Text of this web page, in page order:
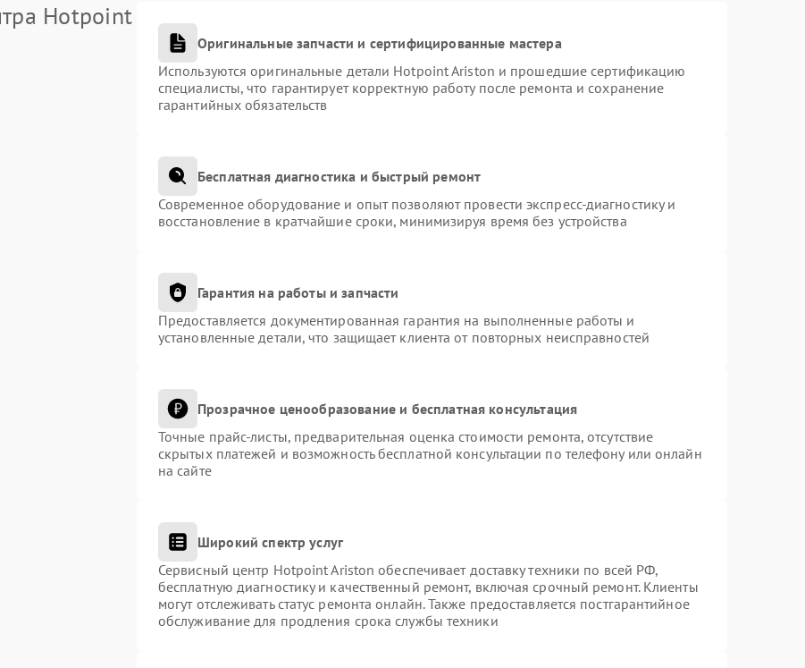
Hotpoint
Оригинальные запчасти и сертифицированные мастера
Используются оригинальные детали Hotpoint Ariston и прошедшие сертификацию
специалисты, что гарантирует корректную работу после ремонта и сохранение
гарантийных обязательств
Бесплатная диагностика и быстрый ремонт
Современное оборудование и опыт позволяют провести экспресс-диагностику и
восстановление в кратчайшие сроки, минимизируя время без устройства
Гарантия на работы и запчасти
Предоставляется документированная гарантия на выполненные работы и
установленные детали, что защищает клиента от повторных неисправностей
Прозрачное ценообразование и бесплатная консультация
Точные прайс-листы, предварительная оценка стоимости ремонта, отсутствие
скрытых платежей и возможность бесплатной консультации по телефону или онлайн
на сайте
Широкий спектр услуг
Сервисный центр Hotpoint Ariston обеспечивает доставку техники по всей РФ,
бесплатную диагностику и качественный ремонт, включая срочный ремонт. Клиенты
могут отслеживать статус ремонта онлайн. Также предоставляется постгарантийное
обслуживание для продления срока службы техники